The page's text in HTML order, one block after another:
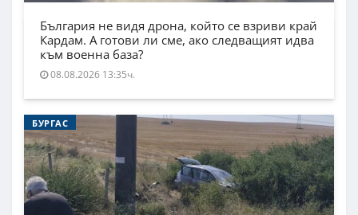
България не видя дрона, който се взриви край
Кардам. А готови ли сме, ако следващият идва
към военна база?
08.08.2026 13:35ч.
БУРГАС